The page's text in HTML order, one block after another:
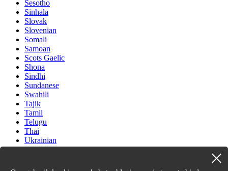
Sesotho
Sinhala
Slovak
Slovenian
Somali
Samoan
Scots Gaelic
Shona
Sindhi
Sundanese
Swahili
Tajik
Tamil
Telugu
Thai
Ukrainian
Urdu
Vietnamese